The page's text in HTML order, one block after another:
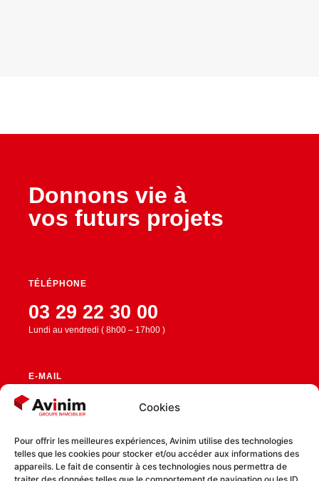
Cookies
Pour offrir les meilleures expériences, Avinim utilise des technologies
telles que les cookies pour stocker et/ou accéder aux informations des
appareils. Le fait de consentir à ces technologies nous permettra de
Donnons vie à
vos futurs projets
TÉLÉPHONE
03 29 22 30 00
Lundi au vendredi ( 8h00 – 17h00 )
E-MAIL
contact@avinim.fr
RESTEZ CONNECTÉ